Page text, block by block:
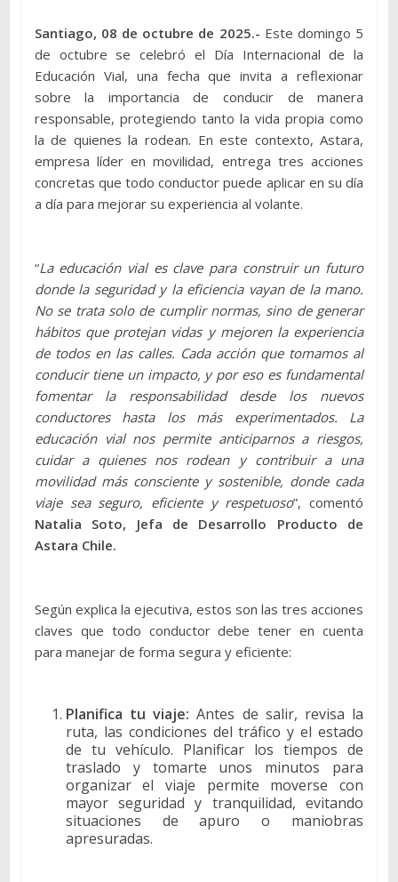
Santiago, 08 de octubre de 2025.- Este domingo 5
de octubre se celebró el Día Internacional de la
Educación Vial, una fecha que invita a reflexionar
sobre la importancia de conducir de manera
responsable, protegiendo tanto la vida propia como
la de quienes la rodean. En este contexto, Astara,
empresa líder en movilidad, entrega tres acciones
concretas que todo conductor puede aplicar en su día
a día para mejorar su experiencia al volante.
“La educación vial es clave para construir un futuro
donde la seguridad y la eficiencia vayan de la mano.
No se trata solo de cumplir normas, sino de generar
hábitos que protejan vidas y mejoren la experiencia
de todos en las calles. Cada acción que tomamos al
conducir tiene un impacto, y por eso es fundamental
fomentar la responsabilidad desde los nuevos
conductores hasta los más experimentados. La
educación vial nos permite anticiparnos a riesgos,
cuidar a quienes nos rodean y contribuir a una
movilidad más consciente y sostenible, donde cada
viaje sea seguro, eficiente y respetuoso”, comentó
Natalia Soto, Jefa de Desarrollo Producto de
Astara Chile.
Según explica la ejecutiva, estos son las tres acciones
claves que todo conductor debe tener en cuenta
para manejar de forma segura y eficiente:
Planifica tu viaje:Antes de salir, revisa la
ruta, las condiciones del tráfico y el estado
de tu vehículo. Planificar los tiempos de
traslado y tomarte unos minutos para
organizar el viaje permite moverse con
mayor seguridad y tranquilidad, evitando
situaciones de apuro o maniobras
apresuradas.